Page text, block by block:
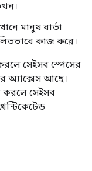
মানুষ বার্তা
কাজ করে।
সেইসব স্পেসের
অ্যাক্সেস আছে।
করলে সেইসব